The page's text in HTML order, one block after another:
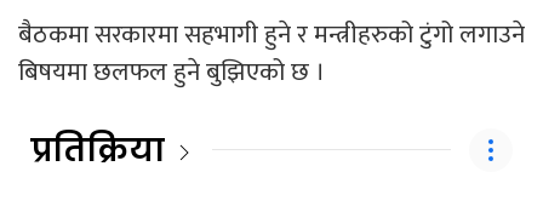
बैठकमा सरकारमा सहभागी हुने र मन्त्रीहरुको टुंगो लगाउने
बिषयमा छलफल हुने बुझिएको छ ।
प्रतिक्रिया